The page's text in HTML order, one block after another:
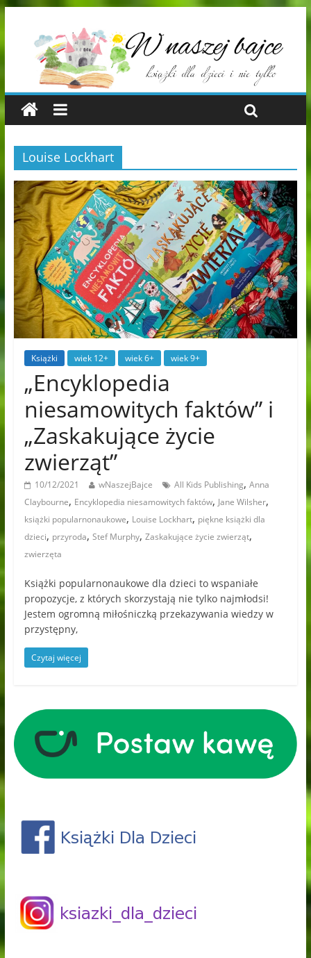
Louise Lockhart
Książki wiek 12+ wiek 6+ wiek 9+
„Encyklopedia
niesamowitych faktów” i
„Zaskakujące życie
zwierząt”
10/12/2021 wNaszejBajce All Kids Publishing, Anna
Claybourne, Encyklopedia niesamowitych faktów, Jane Wilsher,
książki popularnonaukowe, Louise Lockhart, piękne książki dla
dzieci, przyroda, Stef Murphy, Zaskakujące życie zwierząt,
zwierzęta
Książki popularnonaukowe dla dzieci to wspaniałe
propozycje, z których skorzystają nie tylko najmłodsi!
Jestem ogromną miłośniczką przekazywania wiedzy w
przystępny,
Czytaj więcej